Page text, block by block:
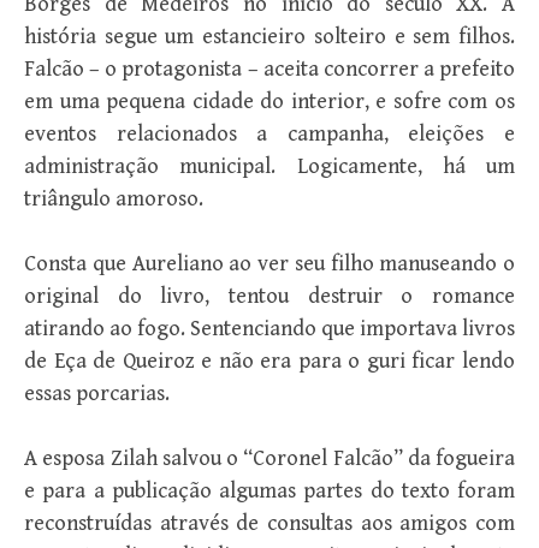
história segue um estancieiro solteiro e sem filhos.
Falcão – o protagonista – aceita concorrer a prefeito
em uma pequena cidade do interior, e sofre com os
eventos relacionados a campanha, eleições e
administração municipal. Logicamente, há um
triângulo amoroso.
Consta que Aureliano ao ver seu filho manuseando o
original do livro, tentou destruir o romance
atirando ao fogo. Sentenciando que importava livros
de Eça de Queiroz e não era para o guri ficar lendo
essas porcarias.
A esposa Zilah salvou o “Coronel Falcão” da fogueira
e para a publicação algumas partes do texto foram
reconstruídas através de consultas aos amigos com